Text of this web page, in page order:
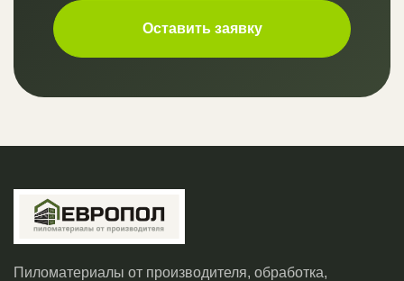
Оставить заявку
Пиломатериалы от производителя, обработка,